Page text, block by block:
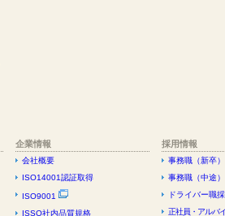
企業情報
会社概要
ISO14001認証取得
ISO9001
ISSO社内品質規格
採用情報
事務職（新卒
事務職（中途
ドライバー職
正社員・アルバ